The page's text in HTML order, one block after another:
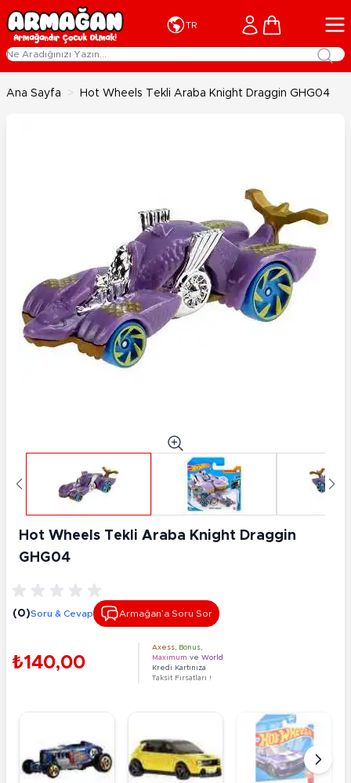
İçeriğe geç
TR Cart
Ana Sayfa > Hot Wheels Tekli Araba Knight Draggin GHG04
Hot Wheels Tekli Araba Knight Draggin
GHG04
(0)Soru & Cevap Armağan’a Soru Sor
₺140,00
Axess Bonus
Maximum ve World
Kredi Kartınıza
Taksit Fırsatları !